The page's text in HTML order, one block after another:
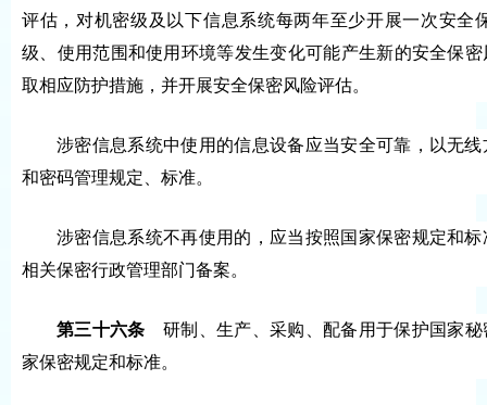
评估，对机密级及以下信息系统每两年至少开展一次安全
级、使用范围和使用环境等发生变化可能产生新的安全保
取相应防护措施，并开展安全保密风险评估。
涉密信息系统中使用的信息设备应当安全可靠，以无
和密码管理规定、标准。
涉密信息系统不再使用的，应当按照国家保密规定和
相关保密行政管理部门备案。
第三十六条 研制、生产、采购、配备用于保护国家
家保密规定和标准。